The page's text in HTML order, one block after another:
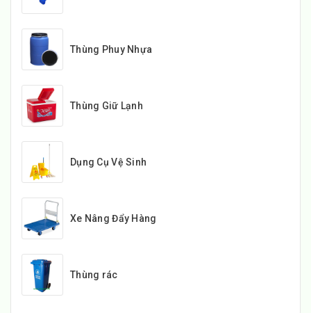
Thùng Phuy Nhựa
Thùng Giữ Lạnh
Dụng Cụ Vệ Sinh
Xe Nâng Đẩy Hàng
Thùng rác